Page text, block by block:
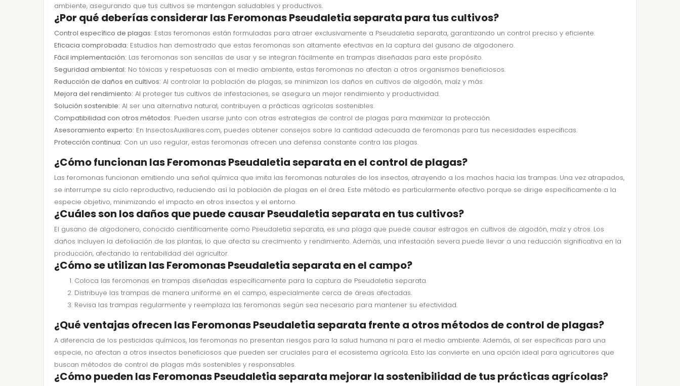
ambiente, asegurando que tus cultivos se mantengan saludables y productivos.
¿Por qué deberías considerar las Feromonas Pseudaletia separata para tus cultivos?
Control específico de plagas: Estas feromonas están formuladas para atraer exclusivamente a Pseudaletia separata, garantizando un control preciso y eficiente.
Eficacia comprobada: Estudios han demostrado que estas feromonas son altamente efectivas en la captura del gusano de algodonero.
Fácil implementación: Las feromonas son sencillas de usar y se integran fácilmente en trampas diseñadas para este propósito.
Seguridad ambiental: No tóxicas y respetuosas con el medio ambiente, estas feromonas no afectan a otros organismos beneficiosos.
Reducción de daños en cultivos: Al controlar la población de plagas, se minimizan los daños en cultivos de algodón, maíz y más.
Mejora del rendimiento: Al proteger tus cultivos de infestaciones, se asegura un mejor rendimiento y productividad.
Solución sostenible: Al ser una alternativa natural, contribuyen a prácticas agrícolas sostenibles.
Compatibilidad con otros métodos: Pueden usarse junto con otras estrategias de control de plagas para maximizar la protección.
Asesoramiento experto: En InsectosAuxiliares.com, puedes obtener consejos sobre la cantidad adecuada de feromonas para tus necesidades específicas.
Protección continua: Con un uso regular, estas feromonas ofrecen una defensa constante contra las plagas.
¿Cómo funcionan las Feromonas Pseudaletia separata en el control de plagas?
Las feromonas funcionan emitiendo una señal química que imita las feromonas naturales de los insectos, atrayendo a los machos hacia las trampas. Una vez atrapados,
se interrumpe su ciclo reproductivo, reduciendo así la población de plagas en el área. Este método es particularmente efectivo porque se dirige específicamente a la
especie objetivo, minimizando el impacto en otros insectos y el entorno.
¿Cuáles son los daños que puede causar Pseudaletia separata en tus cultivos?
El gusano de algodonero, conocido científicamente como Pseudaletia separata, es una plaga que puede causar estragos en cultivos de algodón, maíz y otros. Los
daños incluyen la defoliación de las plantas, lo que afecta su crecimiento y rendimiento. Además, una infestación severa puede llevar a una reducción significativa en la
producción, afectando la rentabilidad del agricultor.
¿Cómo se utilizan las Feromonas Pseudaletia separata en el campo?
Coloca las feromonas en trampas diseñadas específicamente para la captura de Pseudaletia separata.
Distribuye las trampas de manera uniforme en el campo, especialmente cerca de áreas afectadas.
Revisa las trampas regularmente y reemplaza las feromonas según sea necesario para mantener su efectividad.
¿Qué ventajas ofrecen las Feromonas Pseudaletia separata frente a otros métodos de control de plagas?
A diferencia de los pesticidas químicos, las feromonas no presentan riesgos para la salud humana ni para el medio ambiente. Además, al ser específicas para una
especie, no afectan a otros insectos beneficiosos que pueden ser cruciales para el ecosistema agrícola. Esto las convierte en una opción ideal para agricultores que
buscan métodos de control de plagas más sostenibles y responsables.
¿Cómo pueden las Feromonas Pseudaletia separata mejorar la sostenibilidad de tus prácticas agrícolas?